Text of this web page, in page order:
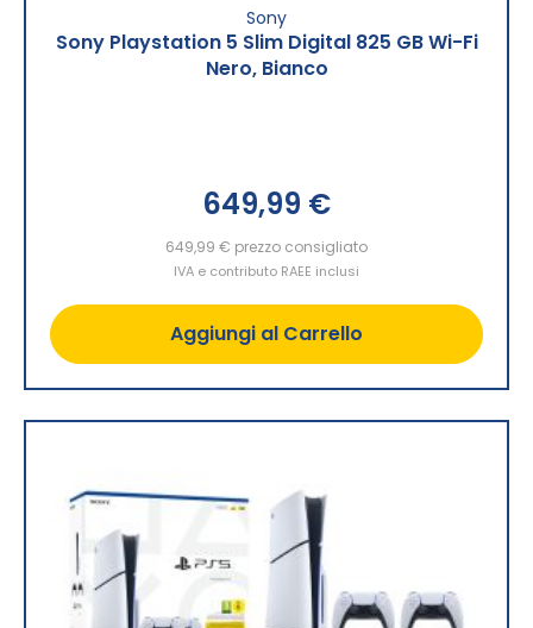
Sony
Sony Playstation 5 Slim Digital 825 GB Wi-Fi
Nero, Bianco
649,99 €
649,99 € prezzo consigliato
IVA e contributo RAEE inclusi
Aggiungi al Carrello